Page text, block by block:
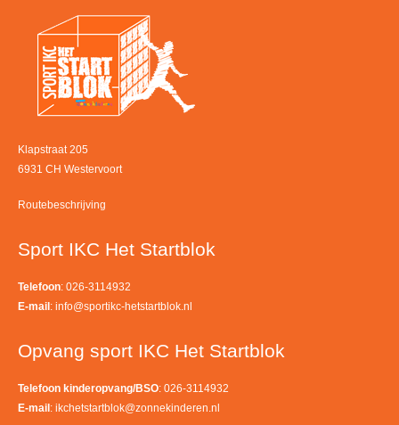
Klapstraat 205
6931 CH Westervoort
Routebeschrijving
Sport IKC Het Startblok
Telefoon: 026-3114932
E-mail : info@sportikc-hetstartblok.nl
Opvang sport IKC Het Startblok
Telefoon kinderopvang/BSO: 026-3114932
E-mail : ikchetstartblok@zonnekinderen.nl